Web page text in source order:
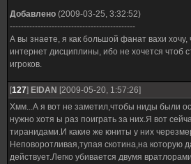
Добавлено (2009-03-25, 3:32:52)
---------------------------------------------
А вы знаете, я как большой фанат вахи
интернет дисциплины, ибо не хочется чтоб
игроков.
[127] EIDAN [2009-05-20, 1:57:26]
Хмм...А я вот не заметил,чтобы ниды были
нужно хотя ы раз поиграть за них.Я вот
тиранидами.И какие же юниты у них
Неповоротливая,тупая скотина,на которую
действует.Легко убивается двумя